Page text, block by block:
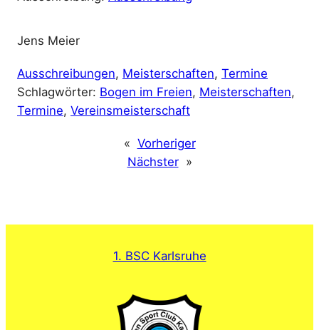
Jens Meier
Ausschreibungen, Meisterschaften, Termine
Schlagwörter: Bogen im Freien, Meisterschaften
Termine, Vereinsmeisterschaft
« Vorheriger
Nächster »
1. BSC Karlsruhe